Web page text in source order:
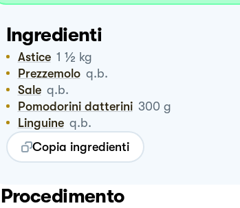
Ingredienti
Astice 1 ½ kg
Prezzemolo q.b.
Sale q.b.
Pomodorini datterini 300 g
Linguine q.b.
Copia ingredienti
Procedimento